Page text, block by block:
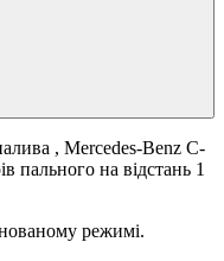
, Mercedes-Benz C-
пального на відстань 1
режимі.